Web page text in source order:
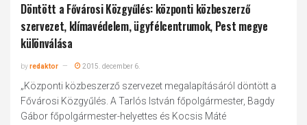
Döntött a Fővárosi Közgyűlés: központi közbeszerző
szervezet, klímavédelem, ügyfélcentrumok, Pest megye
különválása
byredaktor 2015. december 6.
„Központi közbeszerző szervezet megalapításáról döntött a
Fővárosi Közgyűlés. A Tarlós István főpolgármester, Bagdy
Gábor főpolgármester-helyettes és Kocsis Máté